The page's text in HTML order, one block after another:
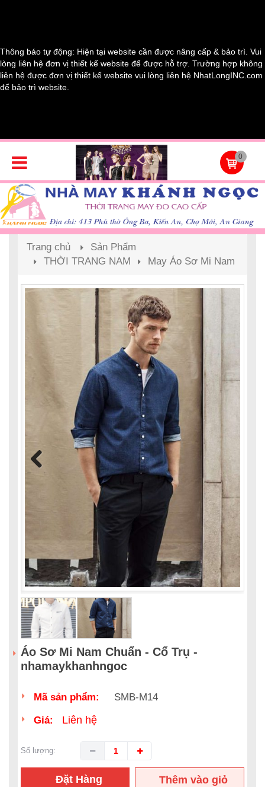
Thông báo tự động: Hiện tại website cần được nâng cấp & bảo trì. Vui
lòng liên hệ đơn vị thiết kế website để được hỗ trợ. Trường hợp không
liên hệ được đơn vị thiết kế website vui lòng liên hệ NhatLongINC.com
để bảo trì website.
0
Trang chủ
Sản Phẩm
THỜI TRANG NAM
May Áo Sơ Mi Nam
Previous
Áo Sơ Mi Nam Chuẩn - Cổ Trụ -
nhamaykhanhngoc
Mã sản phẩm: SMB-M14
Giá: Liên hệ
Số lượng:
Đặt Hàng
Thêm vào giỏ